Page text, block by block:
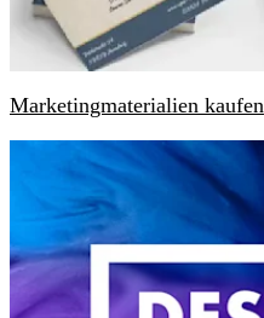
Marketingmaterialien kaufen